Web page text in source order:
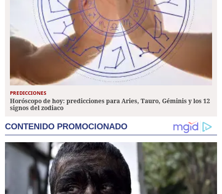
PREDICCIONES
Horóscopo de hoy: predicciones para Aries, Tauro, Géminis y los 12
signos del zodiaco
CONTENIDO PROMOCIONADO